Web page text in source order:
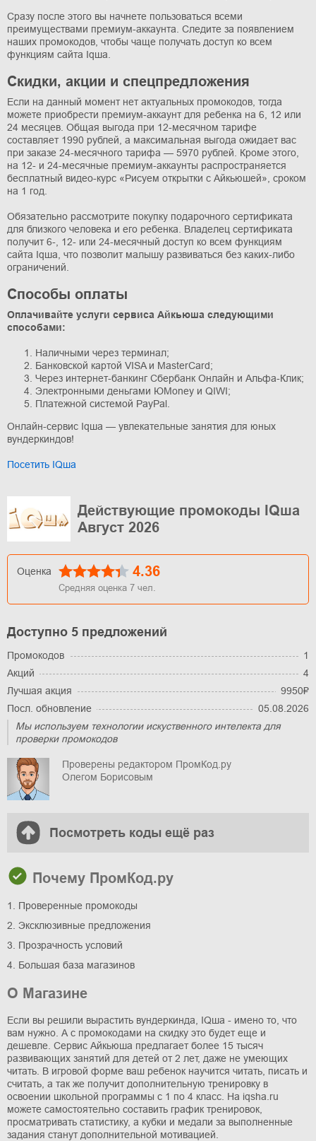
Сразу после этого вы начнете пользоваться всеми
преимуществами премиум-аккаунта. Следите за появлением
наших промокодов, чтобы чаще получать доступ ко всем
функциям сайта Iqша.
Скидки, акции и спецпредложения
Если на данный момент нет актуальных промокодов, тогда
можете приобрести премиум-аккаунт для ребенка на 6, 12 или
24 месяцев. Общая выгода при 12-месячном тарифе
составляет 1990 рублей, а максимальная выгода ожидает вас
при заказе 24-месячного тарифа — 5970 рублей. Кроме этого,
на 12- и 24-месячные премиум-аккаунты распространяется
бесплатный видео-курс «Рисуем открытки с Айкьюшей», сроком
на 1 год.
Обязательно рассмотрите покупку подарочного сертификата
для близкого человека и его ребенка. Владелец сертификата
получит 6-, 12- или 24-месячный доступ ко всем функциям
сайта Iqша, что позволит малышу развиваться без каких-либо
ограничений.
Способы оплаты
Оплачивайте услуги сервиса Айкьюша следующими
способами:
Наличными через терминал;
Банковской картой VISA и MasterCard;
Через интернет-банкинг Сбербанк Онлайн и Альфа-Клик;
Электронными деньгами ЮMoney и QIWI;
Платежной системой PayPal.
Онлайн-сервис Iqша — увлекательные занятия для юных
вундеркиндов!
Посетить IQша
Действующие промокоды IQша
Август 2026
Оценка 4.36
Средняя оценка 7 чел.
Доступно 5 предложений
Промокодов
1
Акций
4
Лучшая акция
9950₽
Посл. обновление
05.08.2026
Мы используем технологии искуственного интелекта для
проверки промокодов
Проверены редактором ПромКод.ру
Олегом Борисовым
Посмотреть коды ещё раз
Почему ПромКод.ру
1. Проверенные промокоды
2. Эксклюзивные предложения
3. Прозрачность условий
4. Большая база магазинов
О Магазине
Если вы решили вырастить вундеркинда, IQша - имено то, что
вам нужно. А с промокодами на скидку это будет еще и
дешевле. Сервис Айкьюша предлагает более 15 тысяч
развивающих занятий для детей от 2 лет, даже не умеющих
читать. В игровой форме ваш ребенок научится читать, писать и
считать, а так же получит дополнительную тренировку в
освоении школьной программы с 1 по 4 класс. На iqsha.ru
можете самостоятельно составить график тренировок,
просматривать статистику, а кубки и медали за выполненные
задания станут дополнительной мотивацией.